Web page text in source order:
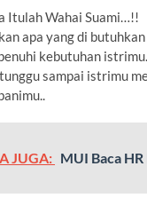
Itulah Wahai Suami…!!
apa yang di
kebutuhan istrimu.
sampai istrimu
JUGA: MUI Baca